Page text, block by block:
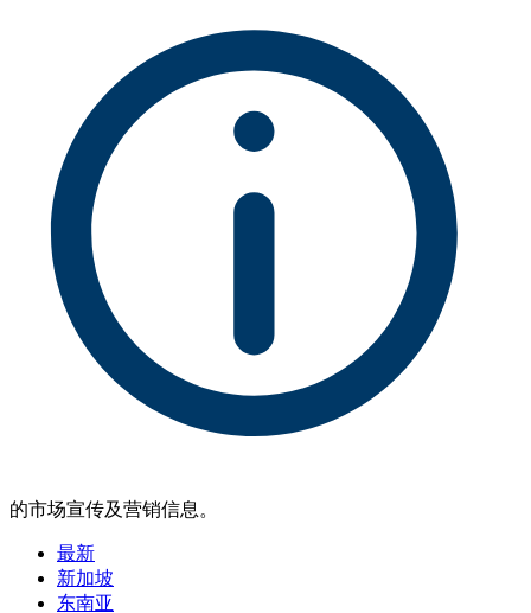
的市场宣传及营销信息。
最新
新加坡
东南亚